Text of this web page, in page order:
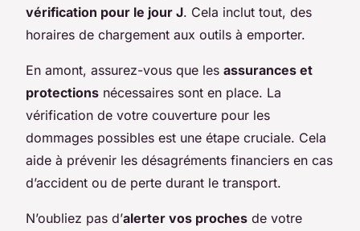
vérification pour le jour J. Cela inclut tout, des
horaires de chargement aux outils à emporter.
En amont, assurez-vous que les assurances et
protections nécessaires sont en place. La
vérification de votre couverture pour les
dommages possibles est une étape cruciale. Cela
aide à prévenir les désagréments financiers en cas
d’accident ou de perte durant le transport.
N’oubliez pas d’alerter vos proches de votre